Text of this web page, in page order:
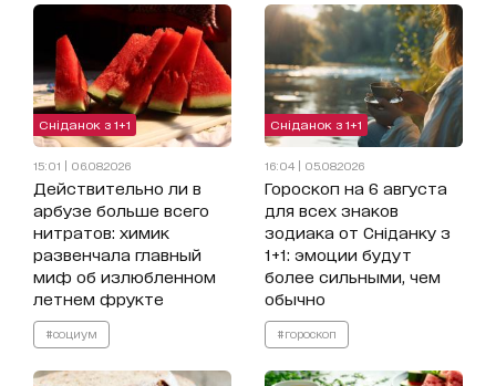
Сніданок з 1+1
15:01 | 06.08.2026
Действительно ли в
арбузе больше всего
нитратов: химик
развенчала главный
миф об излюбленном
летнем фрукте
#социум
Сніданок з 1+1
16:04 | 05.08.2026
Гороскоп на 6 августа
для всех знаков
зодиака от Сніданку з
1+1: эмоции будут
более сильными, чем
обычно
#гороскоп